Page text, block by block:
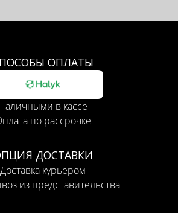
ОПЛАТЫ
в кассе
по рассрочке
ДОСТАВКИ
Доставка курьером
из представительства